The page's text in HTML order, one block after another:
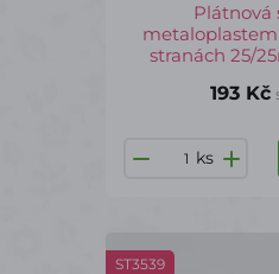
Plátnová
stranách 25/
193 Kč
ks
ST3539